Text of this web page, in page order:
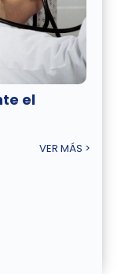
el
VER MÁS >